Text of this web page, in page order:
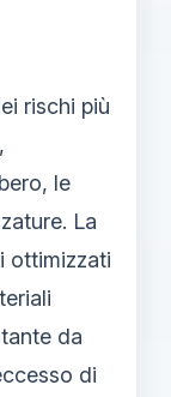
rischi più
le
La
ottimizzati
da
di